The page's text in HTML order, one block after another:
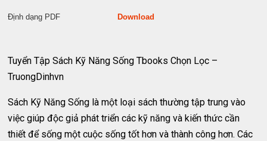
Định dạng PDF Download
Tuyển Tập Sách Kỹ Năng Sống Tbooks Chọn Lọc –
TruongDinhvn
Sách Kỹ Năng Sống là một loại sách thường tập trung vào
việc giúp độc giả phát triển các kỹ năng và kiến thức cần
thiết để sống một cuộc sống tốt hơn và thành công hơn. Các